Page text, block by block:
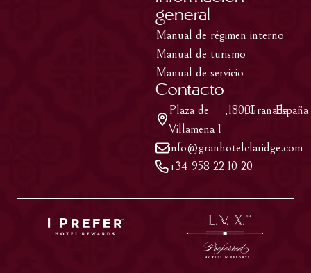
general
Manual de régimen interno
Manual de turismo
Manual de servicio
Contacto
Plaza de
Villamena 1
,18001
,Granada
,España
info@granhotelclaridge.com
+34 958 22 10 20